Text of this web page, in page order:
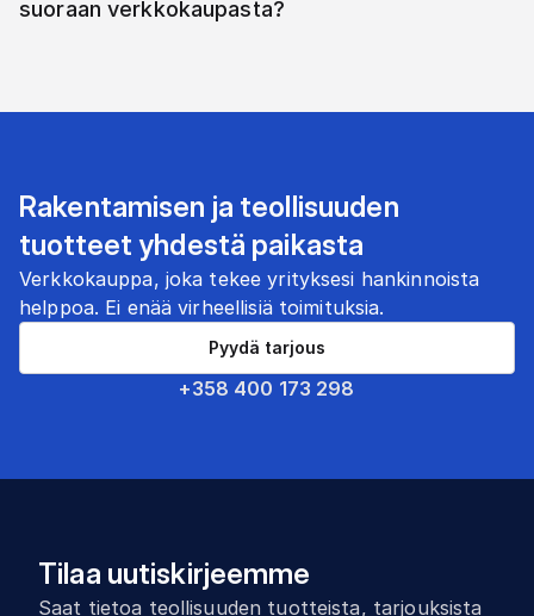
suoraan verkkokaupasta?
Rakentamisen ja teollisuuden
tuotteet yhdestä paikasta
Verkkokauppa, joka tekee yrityksesi hankinnoista
helppoa. Ei enää virheellisiä toimituksia.
+358 400 173 298
Pyydä tarjous
Tilaa uutiskirjeemme
Saat tietoa teollisuuden tuotteista, tarjouksista